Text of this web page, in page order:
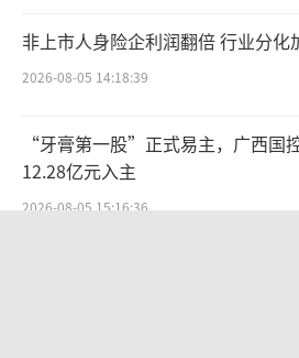
幼儿配方奶粉又一次实现升
消费者对原料新鲜的
吸收的期待。飞鹤此次标
非上市人身险企利润翻倍 行业分化
2026-08-05 14:18:39
“牙膏第一股”正式易主，广西国
12.28亿元入主
2026-08-05 15:16:36